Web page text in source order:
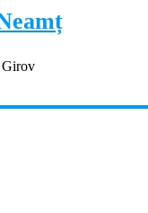
Girov